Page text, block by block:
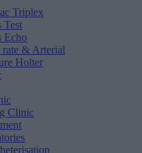
Triplex
Test
Echo
rate & Arterial
Holter
Clinic